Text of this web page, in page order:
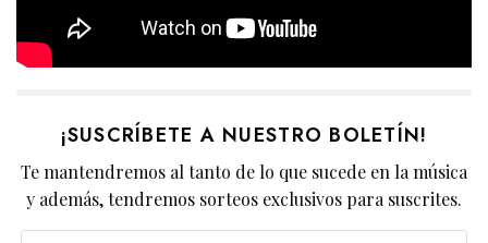
¡SUSCRÍBETE A NUESTRO BOLETÍN!
Te mantendremos al tanto de lo que sucede en la música
y además, tendremos sorteos exclusivos para suscrites.